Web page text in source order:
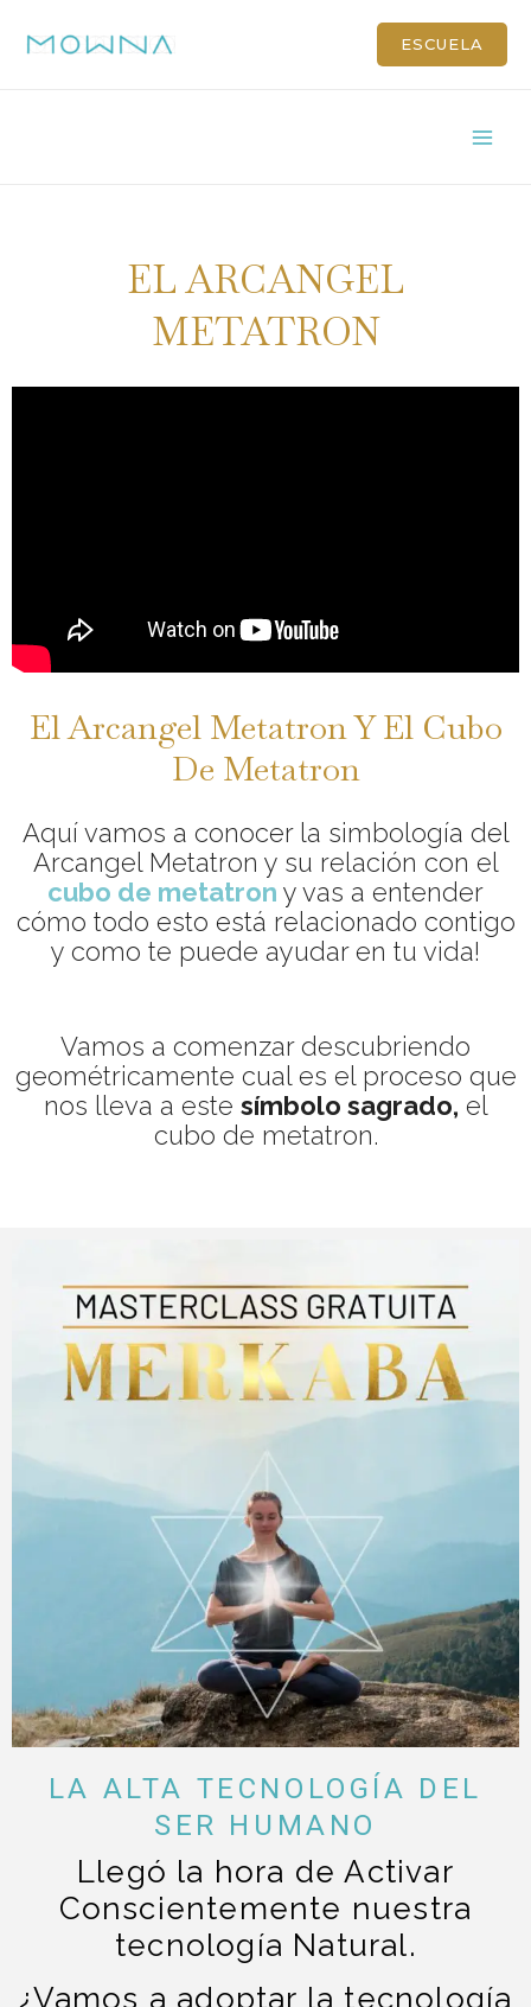
ESCUELA
EL ARCANGEL
METATRON
El Arcangel Metatron Y El Cubo
De Metatron
Aquí vamos a conocer la simbología del
Arcangel Metatron y su relación con el
cubo de metatron y vas a entender
cómo todo esto está relacionado contigo
y como te puede ayudar en tu vida!
Vamos a comenzar descubriendo
geométricamente cual es el proceso que
nos lleva a este símbolo sagrado, el
cubo de metatron.
LA ALTA TECNOLOGÍA DEL
SER HUMANO
Llegó la hora de Activar
Conscientemente nuestra
tecnología Natural.
¿Vamos a adoptar la tecnología